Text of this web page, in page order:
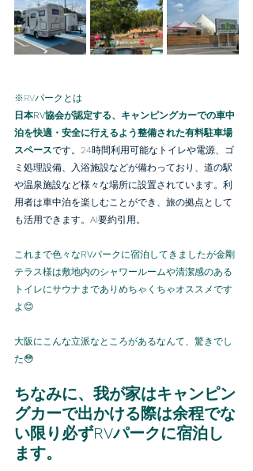
※RVパークとは
日本RV協会が認定する、キャンピングカーでの車中
泊を快適・安全に行えるよう整備された有料駐車場
スペースです。24時間利用可能なトイレや電源、ゴ
ミ処理設備、入浴施設などが備わっており、道の駅
や温泉施設など様々な場所に設置されています。利
用者は車中泊を楽しむことができ、旅の拠点として
も活用できます。﻿AI要約引用。
これまで色々なRVパークに宿泊してきましたが金剛
テラス様は敷地内のシャワールームや清潔感のある
トイレにサウナまでありめちゃくちゃオススメです
よ😊
大阪にこんな立派なところがあるなんて、驚きでし
た😳
ちなみに、我が家はキャンピン
グカーで出かける際は余程でな
い限り必ずRVパークに宿泊し
ます。